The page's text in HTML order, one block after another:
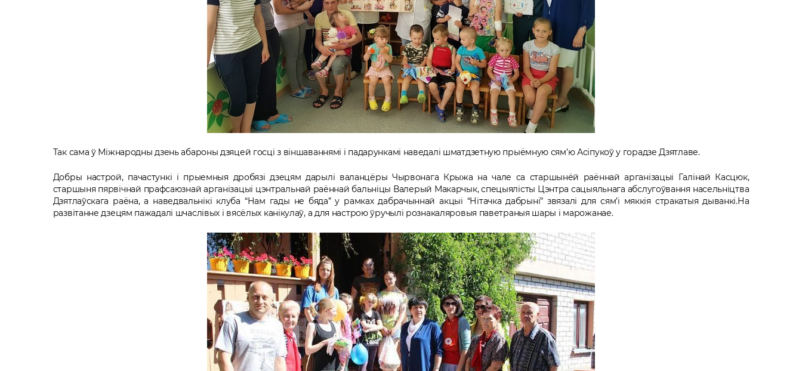
Так сама ў Міжнародны дзень абароны дзяцей госці з віншаваннямі і падарункамі наведалі шматдзетную прыёмную сям’ю Асіпукоў у горадзе Дзятлаве.
Добры настрой, пачастункі і прыемныя дробязі дзецям дарылі валанцёры Чырвонага Крыжа на чале са старшынёй раённай арганізацыі Галінай Касцюк,
старшыня пярвічнай прафсаюзнай арганізацыі цэнтральнай раённай бальніцы Валерый Макарчык, спецыялісты Цэнтра сацыяльнага абслугоўвання насельніцтва
Дзятлаўскага раёна, а наведвальнікі клуба “Нам гады не бяда” у рамках дабрачыннай акцыі “Нітачка дабрыні” звязалі для сям’і мяккія стракатыя дыванкі.На
развітанне дзецям пажадалі шчаслівых і вясёлых канікулаў, а для настрою ўручылі рознакаляровыя паветраныя шары і марожанае.